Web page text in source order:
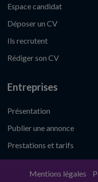
Espace candidat
Déposer un CV
Ils recrutent
Rédiger son CV
Entreprises
Présentation
Publier une annonce
Prestations et tarifs
Mentions légales